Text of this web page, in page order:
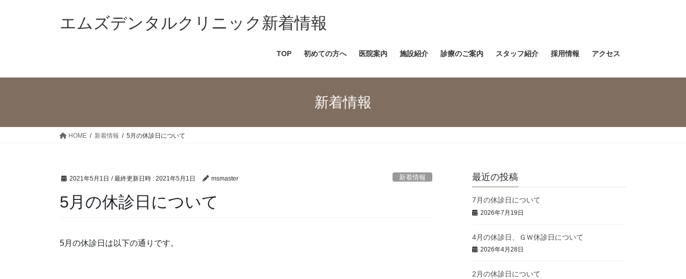
ス
ン
エムズデンタルクリニック新着情報
TOP 初めての方へ 医院案内 施設紹介 診療のご案内 スタッフ紹介 採用情報 アクセス
新着情報
HOME 新着情報 5月の休診日について
2021年5月1日 / 最終更新日時 : 2021年5月1日 msmaster 新着情報
5月の休診日について
5月の休診日は以下の通りです。
最近の投稿
7月の休診日について
2026年7月19日
4月の休診日、ＧＷ休診日について
2026年4月28日
2月の休診日について